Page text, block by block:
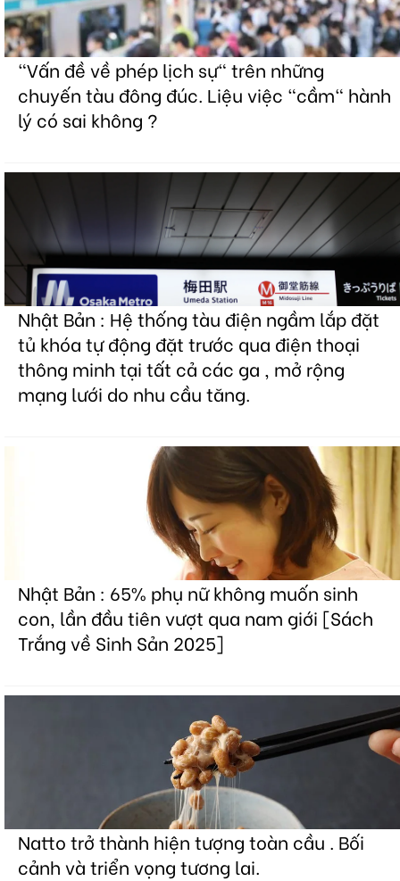
"Vấn đề về phép lịch sự" trên những
chuyến tàu đông đúc. Liệu việc "cầm" hành
lý có sai không ?
Nhật Bản : Hệ thống tàu điện ngầm lắp đặt
tủ khóa tự động đặt trước qua điện thoại
thông minh tại tất cả các ga , mở rộng
mạng lưới do nhu cầu tăng.
Nhật Bản : 65% phụ nữ không muốn sinh
con, lần đầu tiên vượt qua nam giới [Sách
Trắng về Sinh Sản 2025]
Natto trở thành hiện tượng toàn cầu . Bối
cảnh và triển vọng tương lai.